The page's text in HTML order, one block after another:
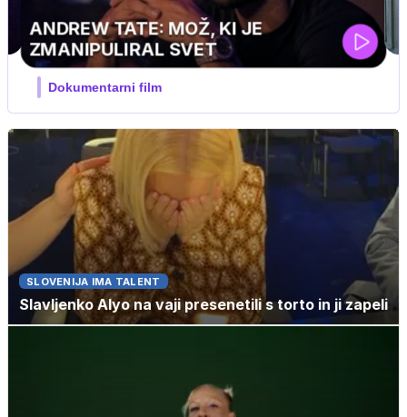
SLOVENIJA IMA TALENT
Slavljenko Alyo na vaji presenetili s torto in ji zapeli